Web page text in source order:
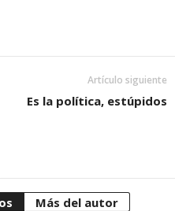
Artículo siguiente
Es la política, estúpidos
Más del autor